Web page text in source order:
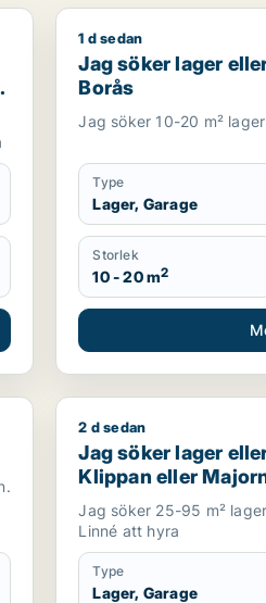
Göteborg Västra
Jag söker lager eller
1 d sedan
Jag söker lager
Borås
Jag söker 10-20 m²
Type
Lager, Garage
Storlek
10 - 20 m2
Jag söker lager eller
2 d sedan
Jag söker lager
Klippan eller
Jag söker 25-95 m²
Linné att hyra
Type
Lager, Garage